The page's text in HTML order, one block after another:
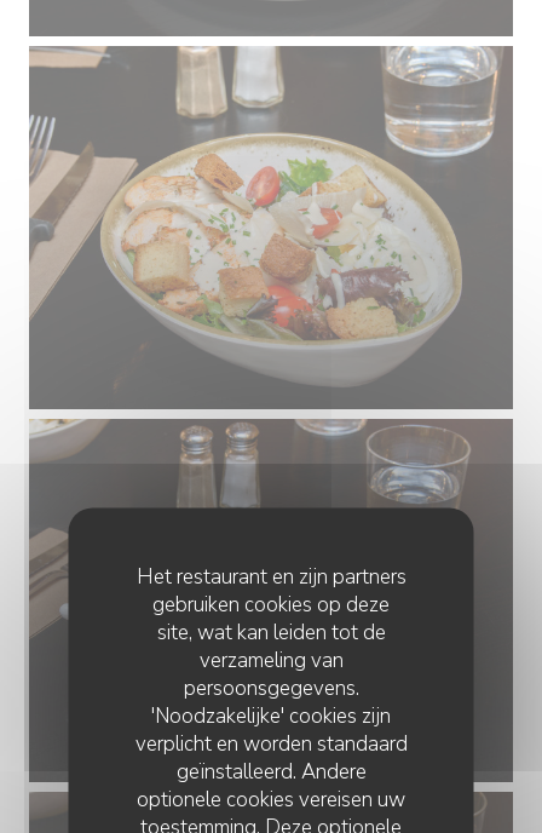
Het restaurant en zijn partners
gebruiken cookies op deze
site, wat kan leiden tot de
verzameling van
persoonsgegevens.
'Noodzakelijke' cookies zijn
verplicht en worden standaard
geïnstalleerd. Andere
optionele cookies vereisen uw
toestemming. Deze optionele